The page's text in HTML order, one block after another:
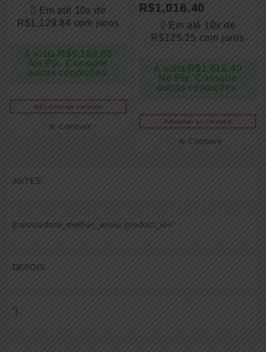
Em até 10x de
R$1,129.84 com juros
À vista R$9,168.60
No Pix. Consulte
outras condições.
Adicionar ao carrinho
⇆ Compare
R$1,016.40
Em até 10x de
R$125.25 com juros
À vista R$1,016.40
No Pix. Consulte
outras condições.
Adicionar ao carrinho
⇆ Compare
ANTES
[calculadora_melhor_envio product_id="
DEPOIS
"]